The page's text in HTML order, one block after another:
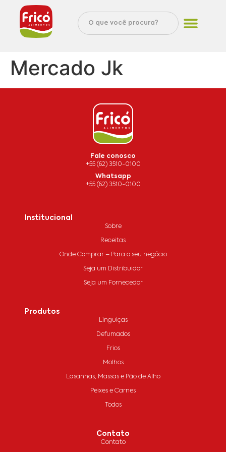
Mercado Jk
Fale conosco
+55 (62) 3510-0100
Whatsapp
+55 (62) 3510-0100
Institucional
Sobre
Receitas
Onde Comprar – Para o seu negócio
Seja um Distribuidor
Seja um Fornecedor
Produtos
Linguiças
Defumados
Frios
Molhos
Lasanhas, Massas e Pão de Alho
Peixes e Carnes
Todos
Contato
Contato